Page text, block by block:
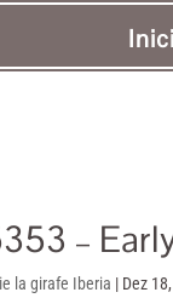
–
la girafe Iberia | Dez